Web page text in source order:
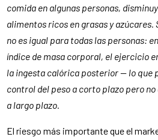
comida en algunas personas,
alimentos ricos en grasas y
no es igual para todas las personas:
índice de masa corporal, el ejercicio
la ingesta calórica posterior — lo que
control del peso a corto plazo pero
a largo plazo.
El riesgo más importante que el